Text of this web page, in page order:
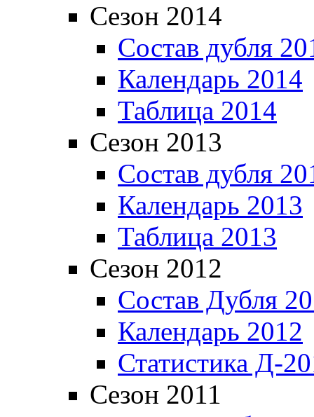
Сезон 2014
Состав дубля
Календарь 2014
Таблица 2014
Сезон 2013
Состав дубля
Календарь 2013
Таблица 2013
Сезон 2012
Состав Дубля
Календарь 2012
Статистика Д-
Сезон 2011